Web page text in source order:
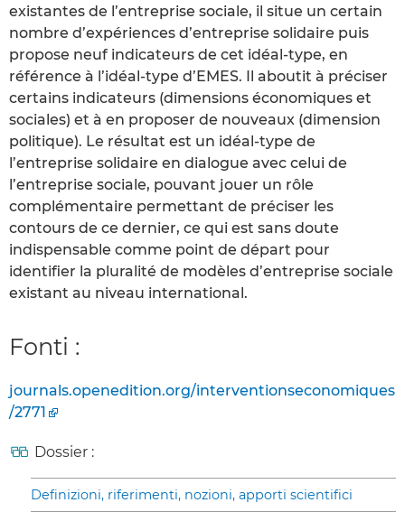
existantes de l’entreprise sociale, il situe un certain
nombre d’expériences d’entreprise solidaire puis
propose neuf indicateurs de cet idéal-type, en
référence à l’idéal-type d’EMES. Il aboutit à préciser
certains indicateurs (dimensions économiques et
sociales) et à en proposer de nouveaux (dimension
politique). Le résultat est un idéal-type de
l’entreprise solidaire en dialogue avec celui de
l’entreprise sociale, pouvant jouer un rôle
complémentaire permettant de préciser les
contours de ce dernier, ce qui est sans doute
indispensable comme point de départ pour
identifier la pluralité de modèles d’entreprise sociale
existant au niveau international.
Fonti :
journals.openedition.org/interventionseconomiques
/2771
Dossier :
Definizioni, riferimenti, nozioni, apporti scientifici